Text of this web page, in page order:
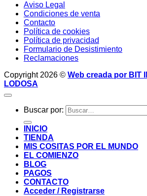
Aviso Legal
Condiciones de venta
Contacto
Política de cookies
Política de privacidad
Formulario de Desistimiento
Reclamaciones
Copyright 2026 © Web creada por BIT
LODOSA
Buscar por:
INICIO
TIENDA
MIS COSITAS POR EL MUNDO
EL COMIENZO
BLOG
PAGOS
CONTACTO
Acceder / Registrarse